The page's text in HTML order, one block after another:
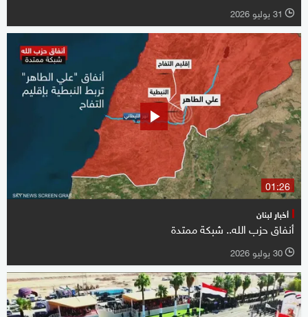
l 31 يوليو 2026
01:26
أخبار لبنان
أنفاق حزب الله.. شبكة ممتدة
l 30 يوليو 2026